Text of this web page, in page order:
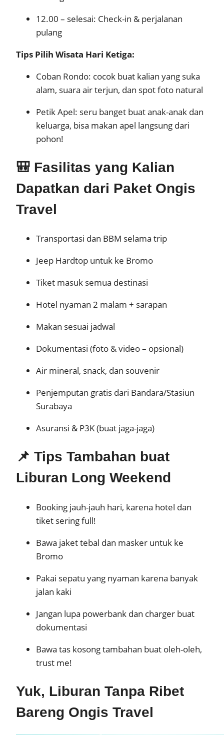
12.00 – selesai: Check-in & perjalanan
pulang
Tips Pilih Wisata Hari Ketiga:
Coban Rondo: cocok buat kalian yang suka
alam, suara air terjun, dan spot foto natural
Petik Apel: seru banget buat anak-anak dan
keluarga, bisa makan apel langsung dari
pohon!
🎒 Fasilitas yang Kalian
Dapatkan dari Paket Ongis
Travel
Transportasi dan BBM selama trip
Jeep Hardtop untuk ke Bromo
Tiket masuk semua destinasi
Hotel nyaman 2 malam + sarapan
Makan sesuai jadwal
Dokumentasi (foto & video – opsional)
Air mineral, snack, dan souvenir
Penjemputan gratis dari Bandara/Stasiun
Surabaya
Asuransi & P3K (buat jaga-jaga)
📌 Tips Tambahan buat
Liburan Long Weekend
Booking jauh-jauh hari, karena hotel dan
tiket sering full!
Bawa jaket tebal dan masker untuk ke
Bromo
Pakai sepatu yang nyaman karena banyak
jalan kaki
Jangan lupa powerbank dan charger buat
dokumentasi
Bawa tas kosong tambahan buat oleh-oleh,
trust me!
Yuk, Liburan Tanpa Ribet
Bareng Ongis Travel